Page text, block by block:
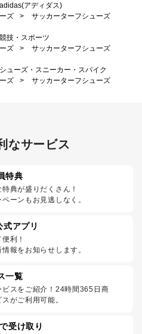
adidas(アディダス)
ズ >
サッカーターフシューズ
競技・スポーツ
ズ >
サッカーターフシューズ
シューズ・スニーカー・スパイク
ズ >
サッカーターフシューズ
なサービス
特典
典が盛りだくさん！
ーンもお見逃しなく。
アプリ
利！
報をお知らせします。
一覧
ビスをご紹介！24時間365日商
がご利用可能。
受け取り